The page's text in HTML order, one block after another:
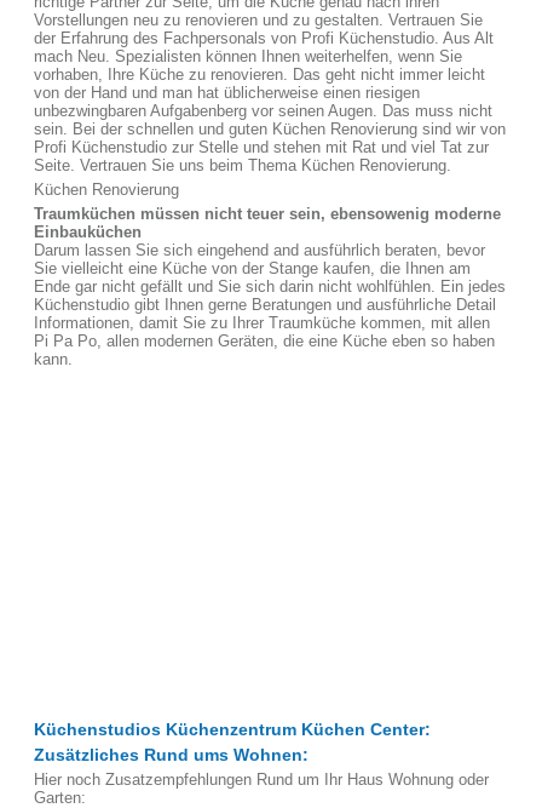
Vorstellungen neu zu renovieren und zu gestalten. Vertrauen Sie
der Erfahrung des Fachpersonals von Profi Küchenstudio. Aus Alt
mach Neu. Spezialisten können Ihnen weiterhelfen, wenn Sie
vorhaben, Ihre Küche zu renovieren. Das geht nicht immer leicht
von der Hand und man hat üblicherweise einen riesigen
unbezwingbaren Aufgabenberg vor seinen Augen. Das muss nicht
sein. Bei der schnellen und guten Küchen Renovierung sind wir von
Profi Küchenstudio zur Stelle und stehen mit Rat und viel Tat zur
Seite. Vertrauen Sie uns beim Thema Küchen Renovierung.
Küchen Renovierung
Traumküchen müssen nicht teuer sein, ebensowenig moderne
Einbauküchen
Darum lassen Sie sich eingehend and ausführlich beraten, bevor
Sie vielleicht eine Küche von der Stange kaufen, die Ihnen am
Ende gar nicht gefällt und Sie sich darin nicht wohlfühlen. Ein jedes
Küchenstudio gibt Ihnen gerne Beratungen und ausführliche Detail
Informationen, damit Sie zu Ihrer Traumküche kommen, mit allen
Pi Pa Po, allen modernen Geräten, die eine Küche eben so haben
kann.
Küchenstudios Küchenzentrum Küchen Center:
Zusätzliches Rund ums Wohnen:
Hier noch Zusatzempfehlungen Rund um Ihr Haus Wohnung oder
Garten: